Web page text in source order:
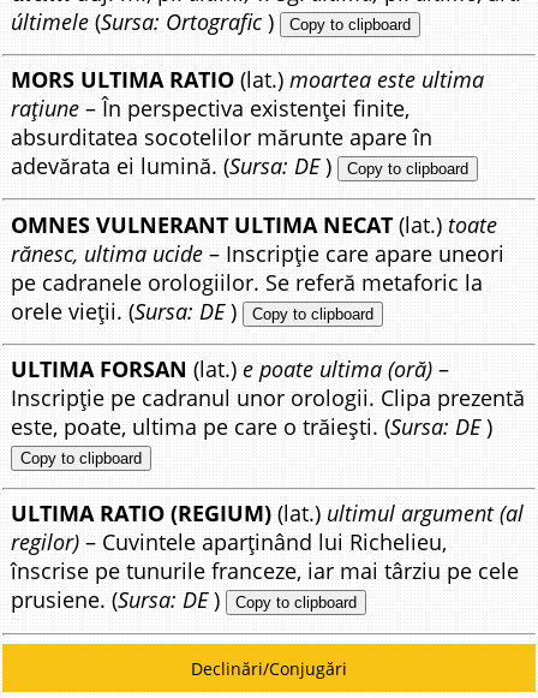
últimele (Sursa: Ortografic ) Copy to clipboard
MORS ULTIMA RATIO (lat.)moartea este ultima
rațiune – În perspectiva existenței finite,
absurditatea socotelilor mărunte apare în
adevărata ei lumină. (Sursa: DE) Copy to clipboard
OMNES VULNERANT ULTIMA NECAT(lat.) toate
rănesc, ultima ucide – Inscripție care apare uneori
pe cadranele orologiilor. Se referă metaforic la
orele vieții. (Sursa: DE) Copy to clipboard
ULTIMA FORSAN (lat.)e poate ultima (oră) –
Inscripție pe cadranul unor orologii. Clipa prezentă
este, poate, ultima pe care o trăiești. (Sursa: DE)
Copy to clipboard
ULTIMA RATIO (REGIUM) (lat.) ultimul argument (al
regilor) – Cuvintele aparținând lui Richelieu,
înscrise pe tunurile franceze, iar mai târziu pe cele
prusiene. (Sursa: DE) Copy to clipboard
Declinări/Conjugări